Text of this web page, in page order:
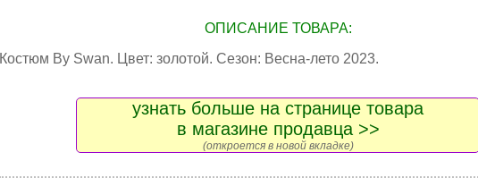
ОПИСАНИЕ ТОВАРА:
Костюм By Swan. Цвет: золотой. Сезон: Весна-лето 2023.
узнать больше на странице товара
в магазине продавца >>
(откроется в новой вкладке)